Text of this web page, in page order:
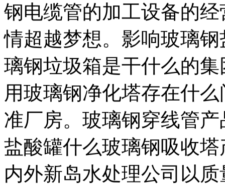
钢电缆管的加工设备的
情超越梦想。影响玻璃
璃钢垃圾箱是干什么的
用玻璃钢净化塔存在什
准厂房。玻璃钢穿线管
盐酸罐什么玻璃钢吸收
内外新岛水处理公司以